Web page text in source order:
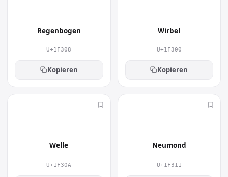
Regenbogen
U+1F308
Kopieren
Wirbel
U+1F300
Kopieren
Welle
U+1F30A
Neumond
U+1F311